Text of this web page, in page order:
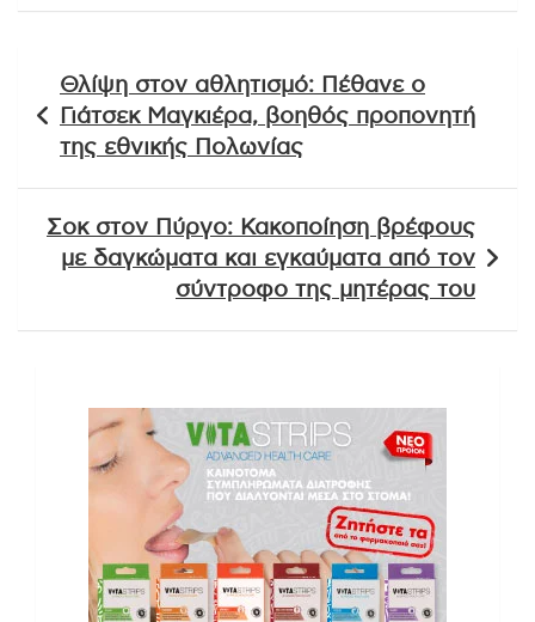
άρθρων
Θλίψη στον αθλητισμό: Πέθανε ο
Γιάτσεκ Μαγκιέρα, βοηθός προπονητή
της εθνικής Πολωνίας
Σοκ στον Πύργο: Κακοποίηση βρέφους
με δαγκώματα και εγκαύματα από τον
σύντροφο της μητέρας του